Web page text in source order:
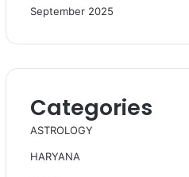
September 2025
Categories
ASTROLOGY
HARYANA